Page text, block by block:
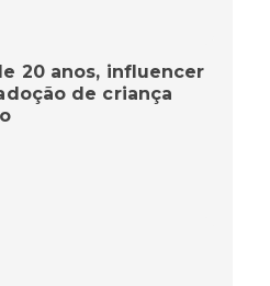
20 anos, influencer
de criança